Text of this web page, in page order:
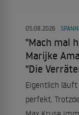
05.08.2026
"Mach mal
Marijke
"Die
Eigentlich
perfekt.